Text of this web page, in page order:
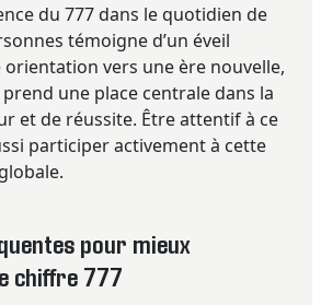
du 777 dans le quotidien de
témoigne d’un éveil
orientation vers une ère nouvelle,
une place centrale dans la
et de réussite. Être attentif à ce
participer activement à cette
pour mieux
chiffre 777